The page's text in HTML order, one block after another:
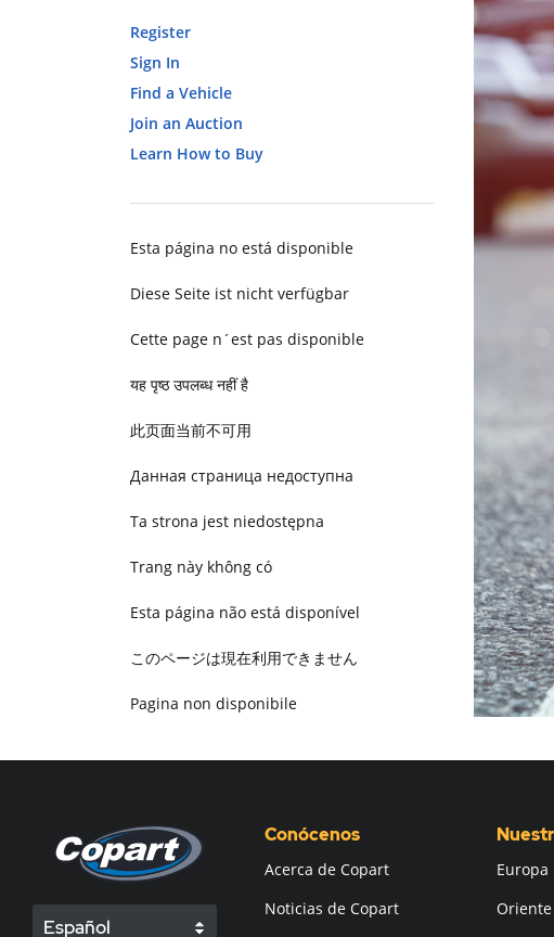
Register
Sign In
Find a Vehicle
Join an Auction
Learn How to Buy
Esta página no está disponible
Diese Seite ist nicht verfügbar
Cette page n´est pas disponible
यह पृष्ठ उपलब्ध नहीं है
此页面当前不可用
Данная страница недоступна
Ta strona jest niedostępna
Trang này không có
Esta página não está disponível
このページは現在利用できません
Pagina non disponibile
Español
Conócenos
Acerca de Copart
Noticias de Copart
Europa